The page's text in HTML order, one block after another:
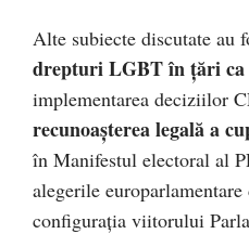
Alte subiecte discutate au
drepturi LGBT în țări ca
implementarea deciziilor
recunoașterea legală a
în Manifestul electoral al
alegerile
configurația viitorului